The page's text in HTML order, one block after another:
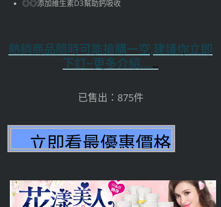
◎◎添加維生素D3幫助鈣吸收
熱銷商品隨時可能搶購一空,建議你立即
下訂~更多介紹......
已售出：875件